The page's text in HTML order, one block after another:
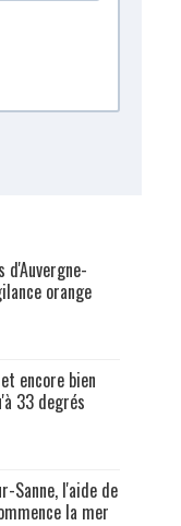
d'Auvergne-
orange
encore bien
33 degrés
Sanne, l'aide de
la mer